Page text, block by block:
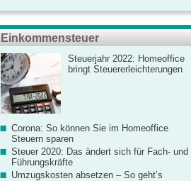
Einkommensteuer
Steuerjahr 2022: Homeoffice
bringt Steuererleichterungen
Corona: So können Sie im Homeoffice
Steuern sparen
Steuer 2020: Das ändert sich für Fach- und
Führungskräfte
Umzugskosten absetzen – So geht’s